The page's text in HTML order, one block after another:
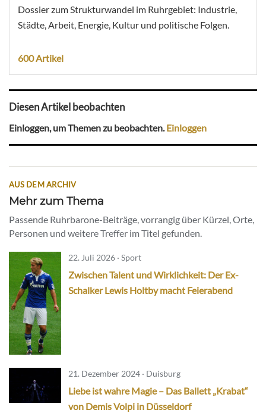
Dossier zum Strukturwandel im Ruhrgebiet: Industrie,
Städte, Arbeit, Energie, Kultur und politische Folgen.
600 Artikel
Diesen Artikel beobachten
Einloggen, um Themen zu beobachten.Einloggen
AUS DEM ARCHIV
Mehr zum Thema
Passende Ruhrbarone-Beiträge, vorrangig über Kürzel, Orte,
Personen und weitere Treffer im Titel gefunden.
22. Juli 2026 · Sport
Zwischen Talent und Wirklichkeit: Der Ex-
Schalker Lewis Holtby macht Feierabend
21. Dezember 2024 · Duisburg
Liebe ist wahre Magie – Das Ballett „Krabat“
von Demis Volpi in Düsseldorf